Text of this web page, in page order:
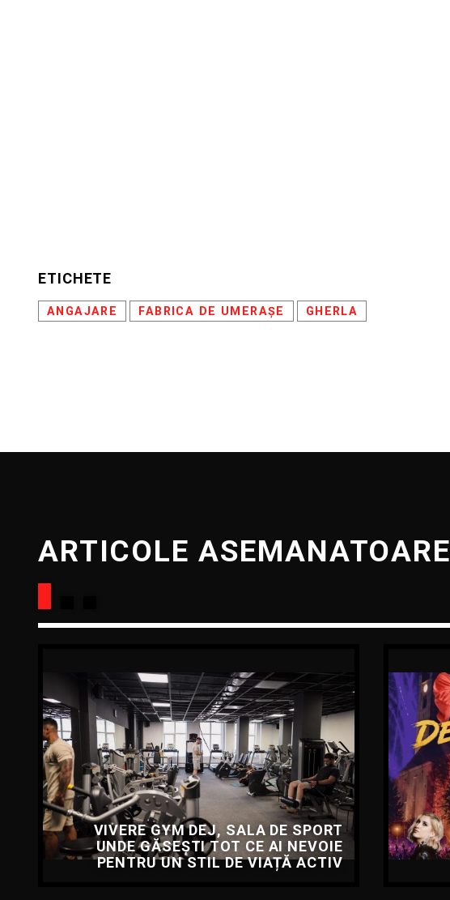
ETICHETE
ANGAJARE FABRICA DE UMERAȘE GHERLA
ARTICOLE ASEMANATOARE
VIVERE GYM DEJ, SALA DE SPORT
UNDE GĂSEȘTI TOT CE AI NEVOIE
PENTRU UN STIL DE VIAȚĂ ACTIV